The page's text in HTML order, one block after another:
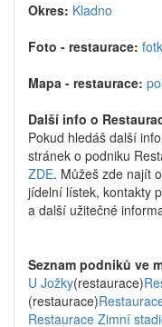
Okres: Kladno
Foto - restaurace:
Mapa - restaurace:
Další info o
Pokud hledáš další
stránek o podniku
ZDE. Můžeš zde najít
jídelní lístek, kontakty
a další užitečné
Seznam podniků ve
U Jožky(restaurace)
(restaurace)
Restaurace Zimní